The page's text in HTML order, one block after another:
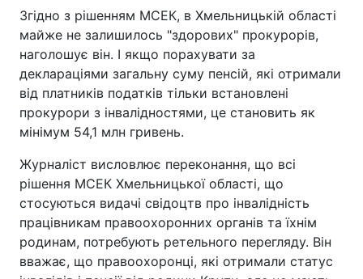
Згідно з рішенням МСЕК, в Хмельницькій області
майже не залишилось "здорових" прокурорів,
наголошує він. І якщо порахувати за
деклараціями загальну суму пенсій, які отримали
від платників податків тільки встановлені
прокурори з інвалідностями, це становить як
мінімум 54,1 млн гривень.
Журналіст висловлює переконання, що всі
рішення МСЕК Хмельницької області, що
стосуються видачі свідоцтв про інвалідність
працівникам правоохоронних органів та їхнім
родинам, потребують ретельного перегляду. Він
вважає, що правоохоронці, які отримали статус